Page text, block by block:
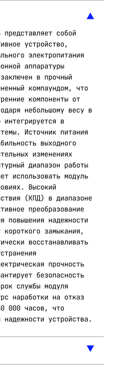
собой
устройство,
электропитания
аппаратуры
в прочный
компаундом, что
компоненты от
небольшому весу в
в
Источник питания
выходного
изменениях
диапазон работы
использовать модуль
Высокий
(КПД) в диапазоне
преобразование
повышения надежности
замыкания,
восстанавливать
прочность
безопасность
службы модуля
наработки на отказ
000 часов, что
надежности устройства.